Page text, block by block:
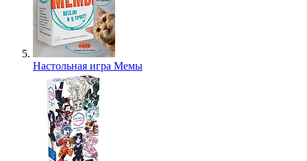
Настольная игра Мемы